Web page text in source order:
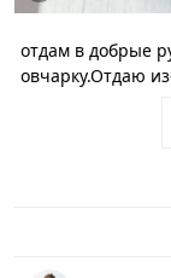
отдам в добрые
овчарку.Отдаю